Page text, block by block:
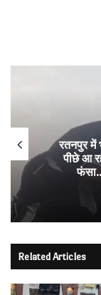
रतनपुर में
पीछे आ
Related Articles